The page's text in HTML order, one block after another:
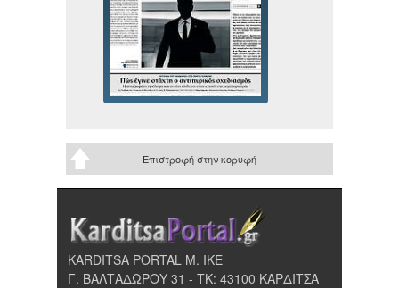
Επιστροφή στην κορυφή
KARDITSA PORTAL Μ. ΙΚΕ
Γ. ΒΑΛΤΑΔΩΡΟΥ 31 - ΤΚ: 43100 ΚΑΡΔΙΤΣΑ